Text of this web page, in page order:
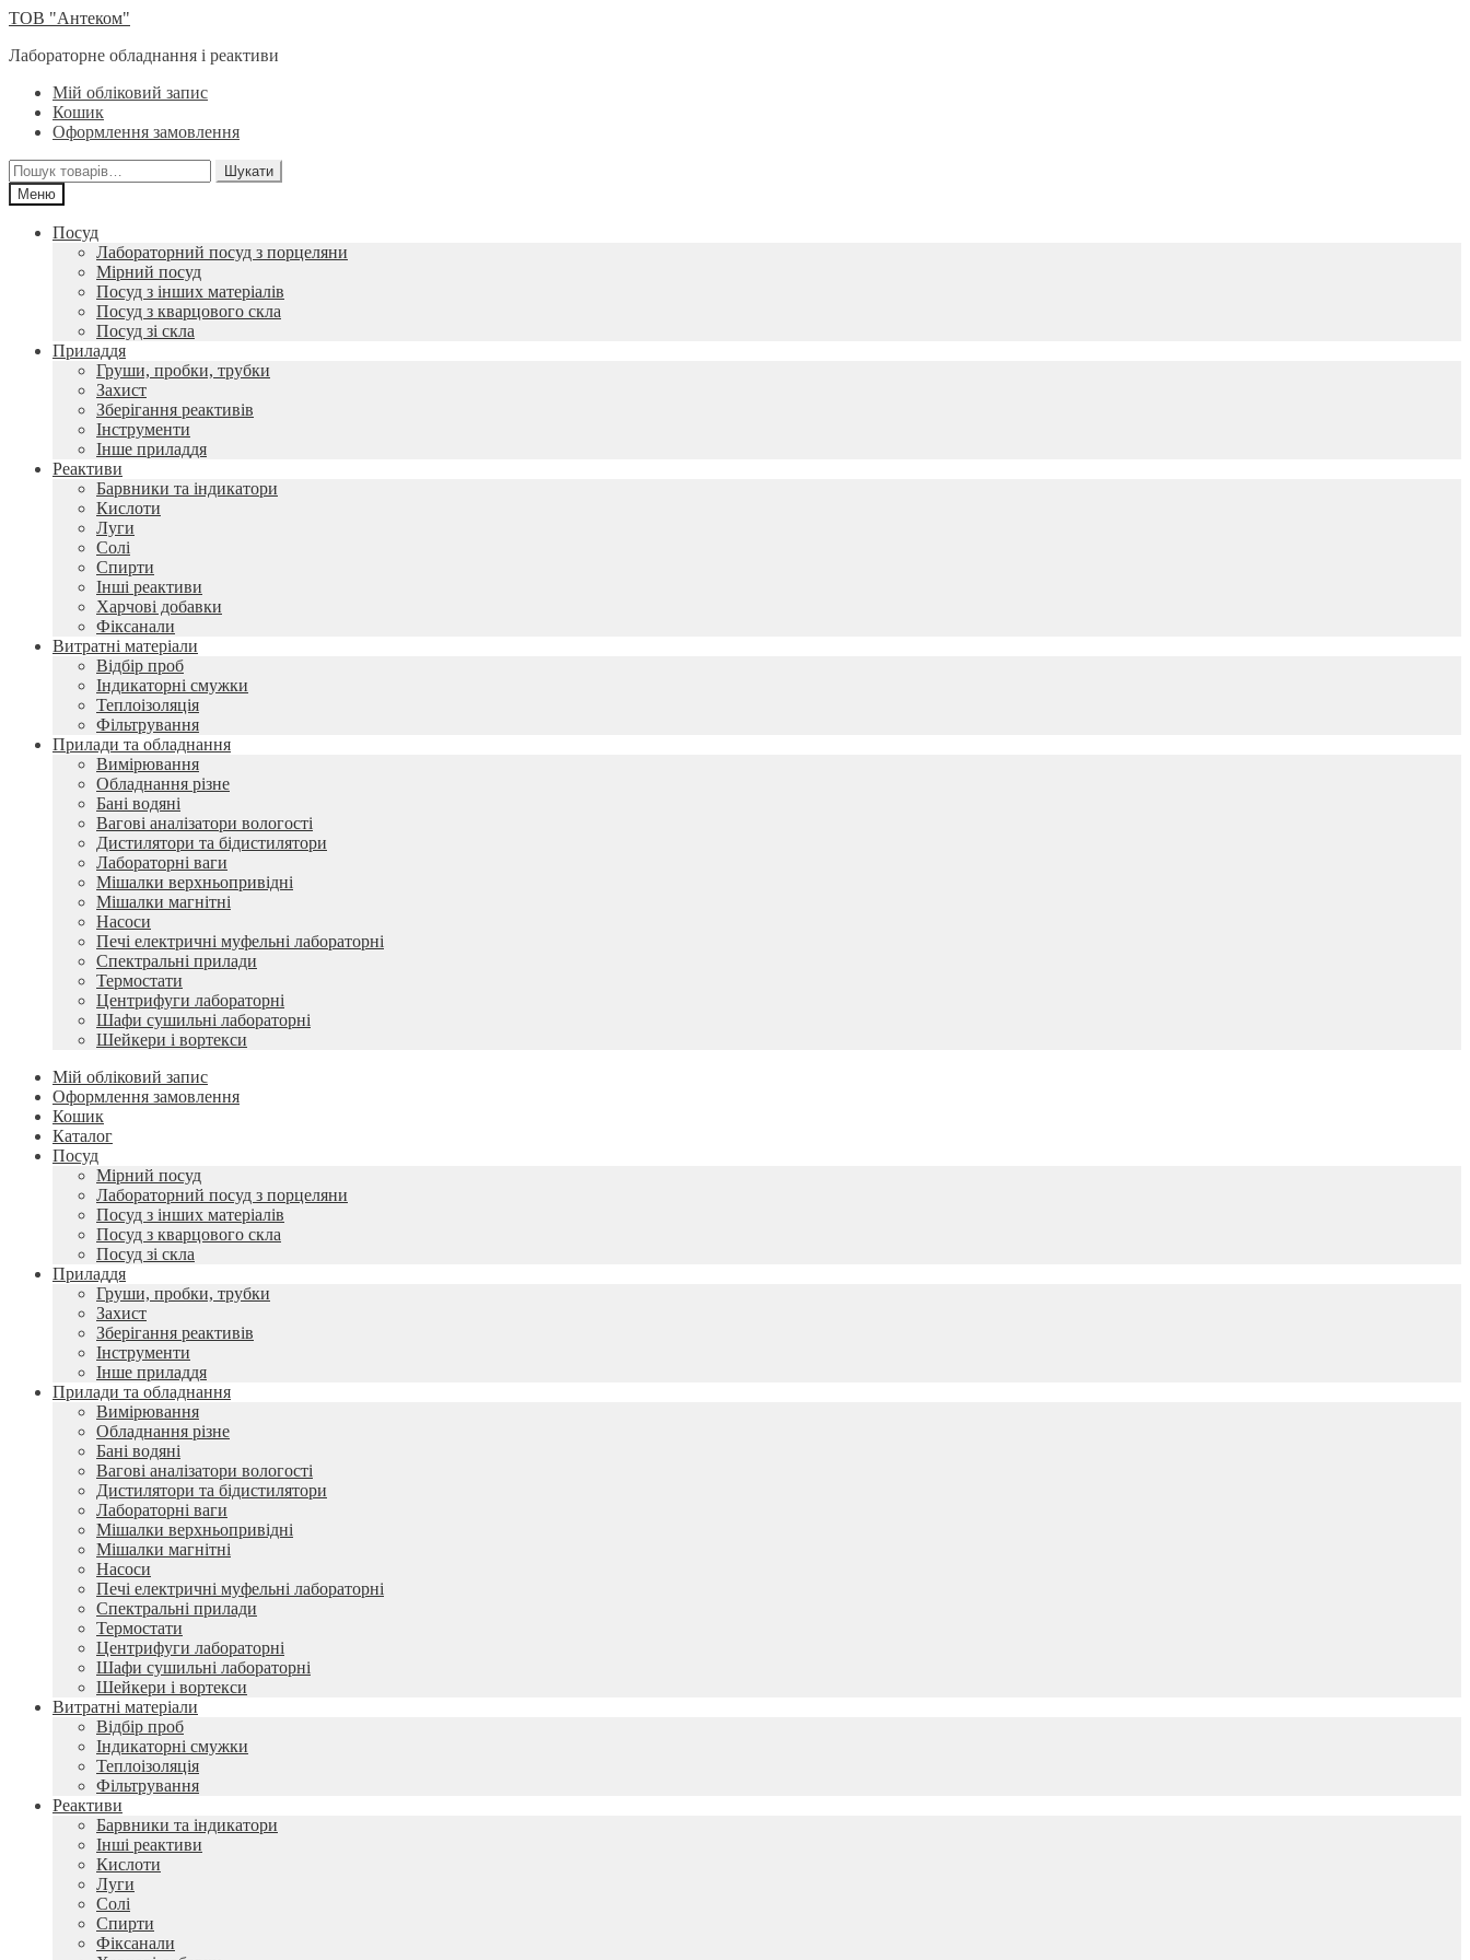
Перейти
навігації
Перейти
вмісту
ТОВ "Антеком"
Лабораторне обладнання і реактиви
Мій обліковий запис
Кошик
Оформлення замовлення
Шукати:
Шукати
Меню
Посуд
Лабораторний посуд з порцеляни
Мірний посуд
Посуд з інших матеріалів
Посуд з кварцового скла
Посуд зі скла
Приладдя
Груши, пробки, трубки
Захист
Зберігання реактивів
Інструменти
Інше приладдя
Реактиви
Барвники та індикатори
Кислоти
Луги
Солі
Спирти
Інші реактиви
Харчові добавки
Фіксанали
Витратні матеріали
Відбір проб
Індикаторні смужки
Теплоізоляція
Фільтрування
Прилади та обладнання
Вимірювання
Обладнання різне
Бані водяні
Вагові аналізатори вологості
Дистилятори та бідистилятори
Лабораторні ваги
Мішалки верхньопривідні
Мішалки магнітні
Насоси
Печі електричні муфельні лабораторні
Спектральні прилади
Термостати
Центрифуги лабораторні
Шафи сушильні лабораторні
Шейкери і вортекси
Мій обліковий запис
Оформлення замовлення
Кошик
Каталог
Посуд
Мірний посуд
Лабораторний посуд з порцеляни
Посуд з інших матеріалів
Посуд з кварцового скла
Посуд зі скла
Приладдя
Груши, пробки, трубки
Захист
Зберігання реактивів
Інструменти
Інше приладдя
Прилади та обладнання
Вимірювання
Обладнання різне
Бані водяні
Вагові аналізатори вологості
Дистилятори та бідистилятори
Лабораторні ваги
Мішалки верхньопривідні
Мішалки магнітні
Насоси
Печі електричні муфельні лабораторні
Спектральні прилади
Термостати
Центрифуги лабораторні
Шафи сушильні лабораторні
Шейкери і вортекси
Витратні матеріали
Відбір проб
Індикаторні смужки
Теплоізоляція
Фільтрування
Реактиви
Барвники та індикатори
Інші реактиви
Кислоти
Луги
Солі
Спирти
Фіксанали